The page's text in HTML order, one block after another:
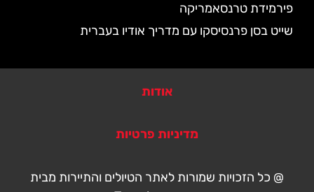
פירמידת טרנסאמריקה
שייט בסן פרנסיסקו עם מדריך אודיו בעברית
אודות
מדיניות פרטיות
@ כל הזכויות שמורות לאתר הטיולים והתיירות מבית